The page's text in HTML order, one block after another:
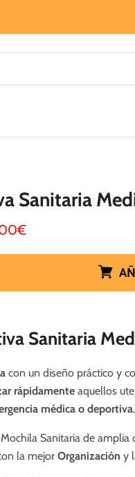
Sanitaria
actual
Sanitaria
con un diseño práctico y
rápidamente aquellos
médica o deportiva.
Sanitaria de amplia
la mejor Organización y